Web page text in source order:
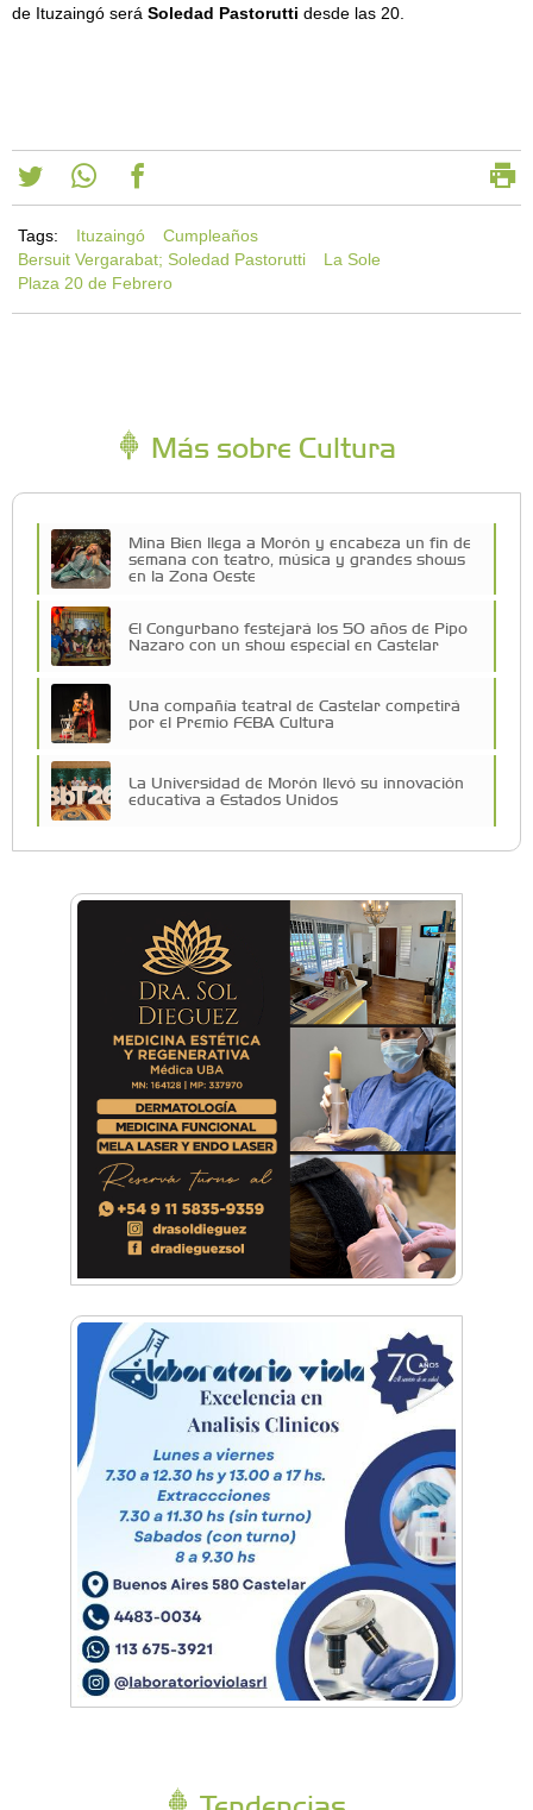
de Ituzaingó será Soledad Pastorutti desde las 20.
Tags: Ituzaingó
Cumpleaños
Bersuit Vergarabat; Soledad Pastorutti
La Sole
Plaza 20 de Febrero
Más sobre Cultura
Mina Bien llega a Morón y encabeza un fin de
semana con teatro, música y grandes shows
en la Zona Oeste
El Congurbano festejará los 50 años de Pipo
Nazaro con un show especial en Castelar
Una compañía teatral de Castelar competirá
por el Premio FEBA Cultura
La Universidad de Morón llevó su innovación
educativa a Estados Unidos
Vacaciones de Invierno: ciencia, experimentos
y shows de las Guerreras K-Pop en Castelar
La histórica FM En Tránsito cumple 39 años y
lo festejará con un fiestón en Auditorio Oeste
Sexo, deseo y vínculos: La Lic. Cecilia Ce llega a
Morón con "Encendé tu motor"
Silvia Villalba presentó Caudal Interno: "Tiene
que ver con el mensaje que quiero entregar
desde mi ser"
Planspiel: Conocé la experiencia educativa en
alemán que reunió a estudiantes de
Hurlingham y Quilmes
El día que Castelar creyó que Los Redondos
tocaban en el Club Argentino
Feria Conurbana: Resistencia Gráfica ante las
pantallas y lo intangible